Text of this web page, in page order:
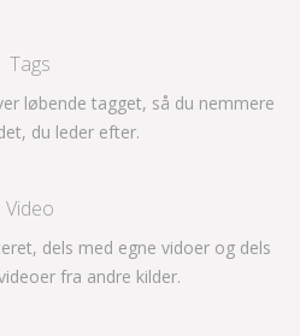
Tags
løbende tagget, så du nemmere
du leder efter.
Video
dels med egne vidoer og dels
fra andre kilder.